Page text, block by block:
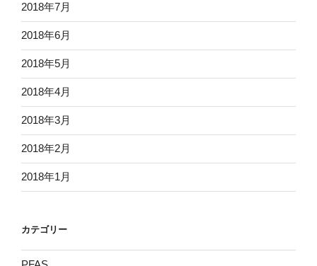
2018年7月
2018年6月
2018年5月
2018年4月
2018年3月
2018年2月
2018年1月
カテゴリー